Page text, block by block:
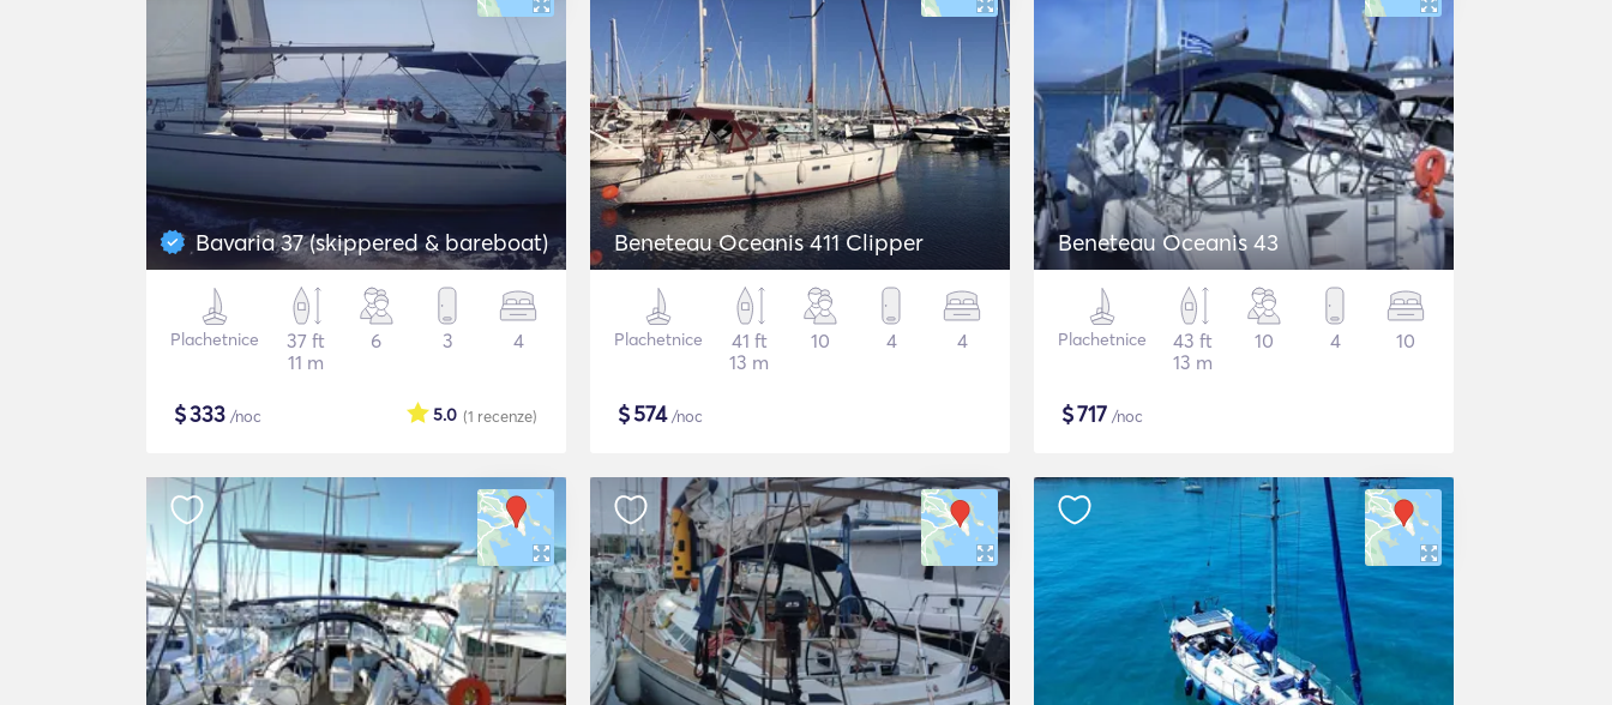
Bavaria 37 (skippered & bareboat)
Plachetnice
37 ft
11 m
6 3 4
$333 /noc (1 recenze)
5.0
Beneteau Oceanis 411 Clipper
Plachetnice
41 ft
13 m
10 4 4
$574/noc
Beneteau Oceanis 43
Plachetnice
43 ft
13 m
10 4 10
$717 /noc